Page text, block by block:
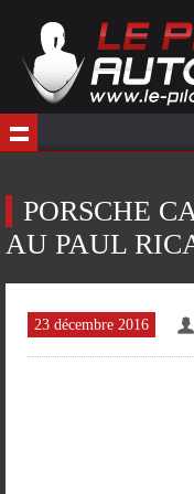
PORSCHE
AU PAUL
23 décembre 2016